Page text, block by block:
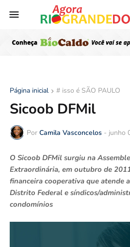
Página inicial # isso é SÃO PAULO
Sicoob DFMil
Por Camila Vasconcelos - junho
O Sicoob DFMil surgiu na
Extraordinária, em outubro de
financeira cooperativa que atende
Distrito Federal e síndicos/
condomínios